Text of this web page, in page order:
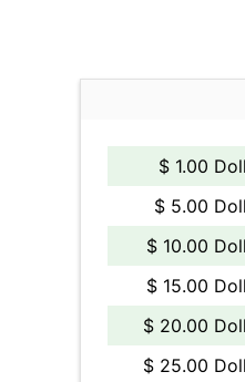
$ 1.00
$ 5.00
$ 10.00
$ 15.00
$ 20.00
$ 25.00